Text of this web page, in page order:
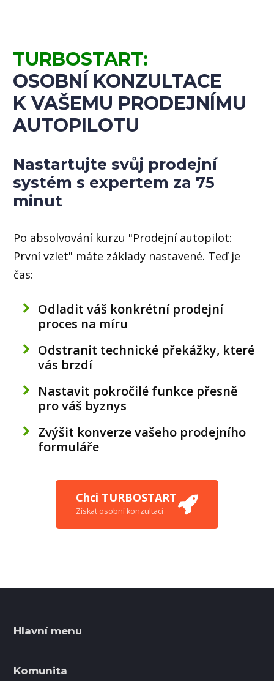
TURBOSTART:
OSOBNÍ KONZULTACE
K VAŠEMU PRODEJNÍMU
AUTOPILOTU
Nastartujte svůj prodejní
systém s expertem za 75
minut
Po absolvování kurzu "Prodejní autopilot:
První vzlet" máte základy nastavené. Teď je
čas:
Odladit váš konkrétní prodejní
proces na míru
Odstranit technické překážky, které
vás brzdí
Nastavit pokročilé funkce přesně
pro váš byznys
Zvýšit konverze vašeho prodejního
formuláře
Chci TURBOSTART
Získat osobní konzultaci
Hlavní menu
Komunita